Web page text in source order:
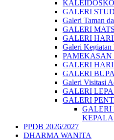
GALERI
Galeri Taman
GALERI
GALERI
Galeri
PAMEKASAN
GALERI
GALERI
Galeri Visitasi
GALERI
GALERI
GALERI
PPDB 2026/2027
DHARMA WANITA